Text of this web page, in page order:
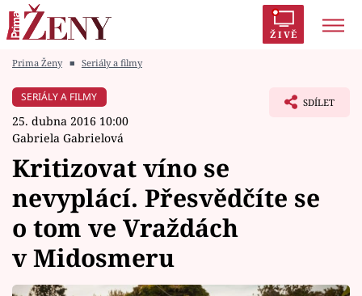
ŽIVĚ
Módní alarm
Témata
Celebrity
Vztahy
Prima Ženy ■ Seriály a filmy
SERIÁLY A FILMY
25. dubna 2016 10:00
Gabriela Gabrielová
SDÍLET
Kritizovat víno se
nevyplácí. Přesvědčíte se
o tom ve Vraždách
v Midosmeru